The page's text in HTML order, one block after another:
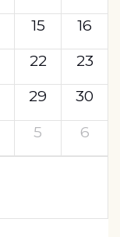
15
16
22
23
29
30
5 6